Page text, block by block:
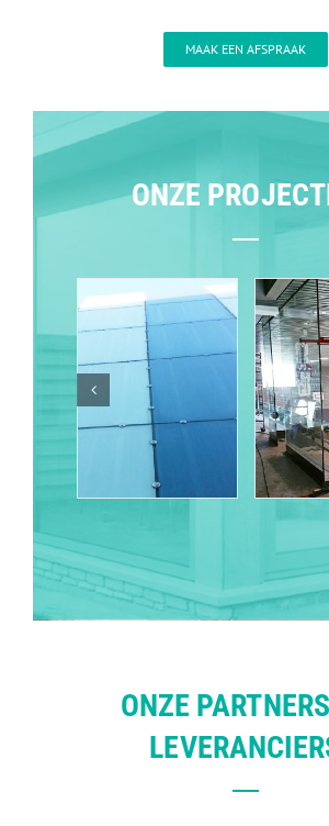
MAAK EEN AFSPRAAK
ONZE
ONZE